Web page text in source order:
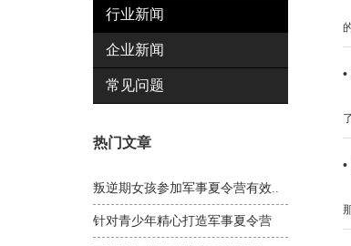
行业新闻
企业新闻
常见问题
热门文章
叛逆期女孩参加军事夏令营有效..
针对青少年精心打造军事夏令营
•
•